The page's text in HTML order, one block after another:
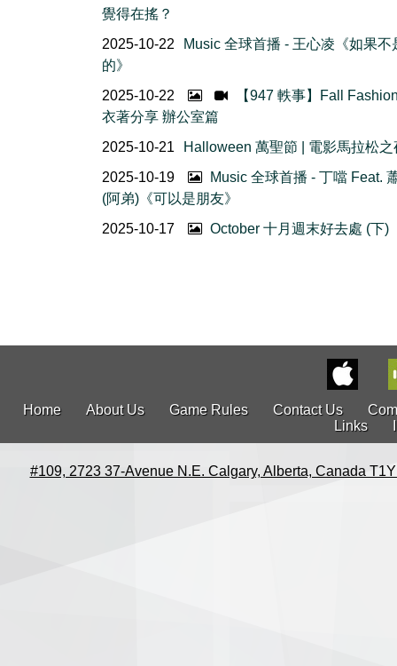
覺得在搖？
2025-10-22
Music 全球首播 - 王心凌《如果不
的》
2025-10-22
【947 軼事】Fall
衣著分享 辦公室篇
2025-10-21
Halloween 萬聖節 | 電影馬拉松之
2025-10-19
Music 全球首播 - 丁噹 Feat.
(阿弟)《可以是朋友》
2025-10-17
October 十月週末好去處 (下)
Home About Us Game Rules Contact Us
Links
#109, 2723 37-Avenue N.E. Calgary, Alberta, Canada